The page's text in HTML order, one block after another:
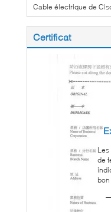
Cable électrique de
Certificat
de